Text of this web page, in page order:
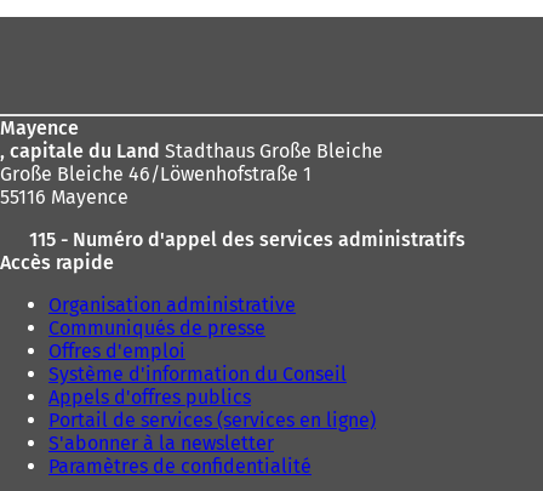
:
Mayence
, capitale du Land Stadthaus Große Bleiche
Große Bleiche 46/Löwenhofstraße 1
55116 Mayence
115 - Numéro d'appel des services administratifs
Accès rapide
Organisation administrative
Communiqués de presse
Offres d'emploi
Système d'information du Conseil
Appels d'offres publics
Portail de services (services en ligne)
S'abonner à la newsletter
Paramètres de confidentialité